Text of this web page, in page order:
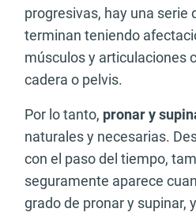
progresivas, hay una serie
terminan teniendo
músculos y articulaciones
cadera o pelvis.
Por lo tanto, pronar y
naturales y necesarias.
con el paso del tiempo,
seguramente aparece
grado de pronar y supinar,